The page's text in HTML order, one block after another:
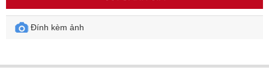
Đính kèm ảnh